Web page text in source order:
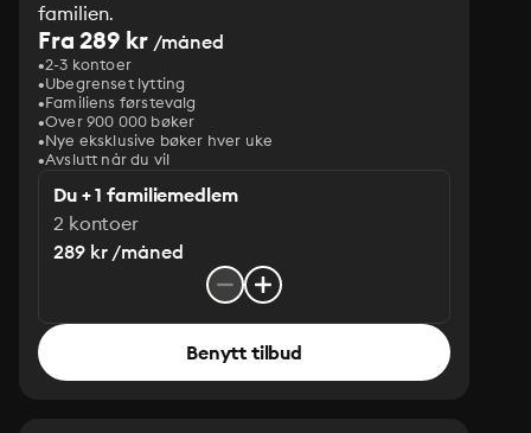
familien.
Fra 289 kr/måned
2-3 kontoer
Ubegrenset lytting
Familiens førstevalg
Over 900 000 bøker
Nye eksklusive bøker hver uke
Avslutt når du vil
Du + 1 familiemedlem
2 kontoer
289 kr /måned
Benytt tilbud